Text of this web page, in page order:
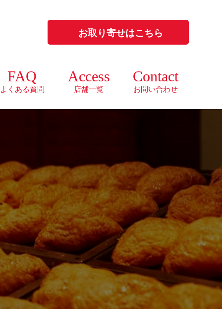
お取り寄せはこちら
FAQ
よくある質問
Access
店舗一覧
Contact
お問い合わせ